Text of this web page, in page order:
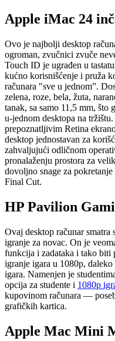
Apple iMac 24
Ovo je najbolji desktop
ogroman, zvučnici zvuče
Touch ID je ugrađen u
kućno korisnišćenje i pruža
računara "sve u jednom”.
zelena, roze, bela, žuta,
tanak, sa samo 11,5 mm,
u-jednom desktopa na
prepoznatljivim Retina
desktop jednostavan za
zahvaljujući odličnom
pronalaženju prostora za
dovoljno snage za
Final Cut.
HP Pavilion
Ovaj desktop računar
igranje za novac. On je
funkcija i zadataka i tako biti
igranje igara u 1080p,
igara. Namenjen je
opcija za studente i 1080p
kupovinom računara —
grafičkih kartica.
Apple Mac Mini